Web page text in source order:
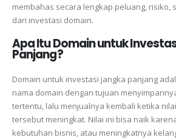
membahas secara lengkap peluang, risiko,
dari investasi domain.
Apa Itu Domain untuk
Panjang?
Domain untuk investasi jangka panjang
nama domain dengan tujuan
tertentu, lalu menjualnya kembali ketika
tersebut meningkat. Nilai ini bisa naik
kebutuhan bisnis, atau meningkatnya